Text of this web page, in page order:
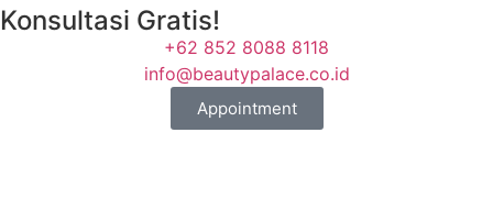
Konsultasi Gratis!
+62 852 8088 8118
info@beautypalace.co.id
Appointment